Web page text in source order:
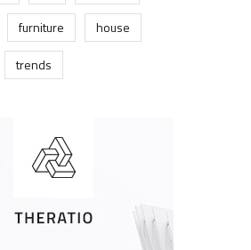
furniture
house
trends